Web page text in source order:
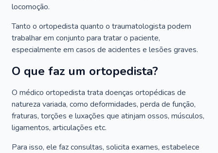
locomoção.
Tanto o ortopedista quanto o traumatologista podem
trabalhar em conjunto para tratar o paciente,
especialmente em casos de acidentes e lesões graves.
O que faz um ortopedista?
O médico ortopedista trata doenças ortopédicas de
natureza variada, como deformidades, perda de função,
fraturas, torções e luxações que atinjam ossos, músculos,
ligamentos, articulações etc.
Para isso, ele faz consultas, solicita exames, estabelece